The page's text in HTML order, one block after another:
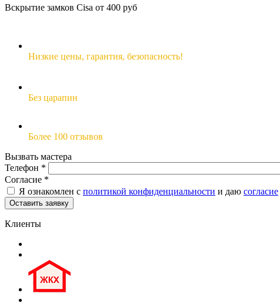
Вскрытие замков Cisa от 400 руб
Низкие цены, гарантия, безопасность!
Без царапин
Более 100 отзывов
Вызвать мастера
Телефон *
Согласие *
Я ознакомлен с политикой конфиденциальности и даю согласие
Клиенты